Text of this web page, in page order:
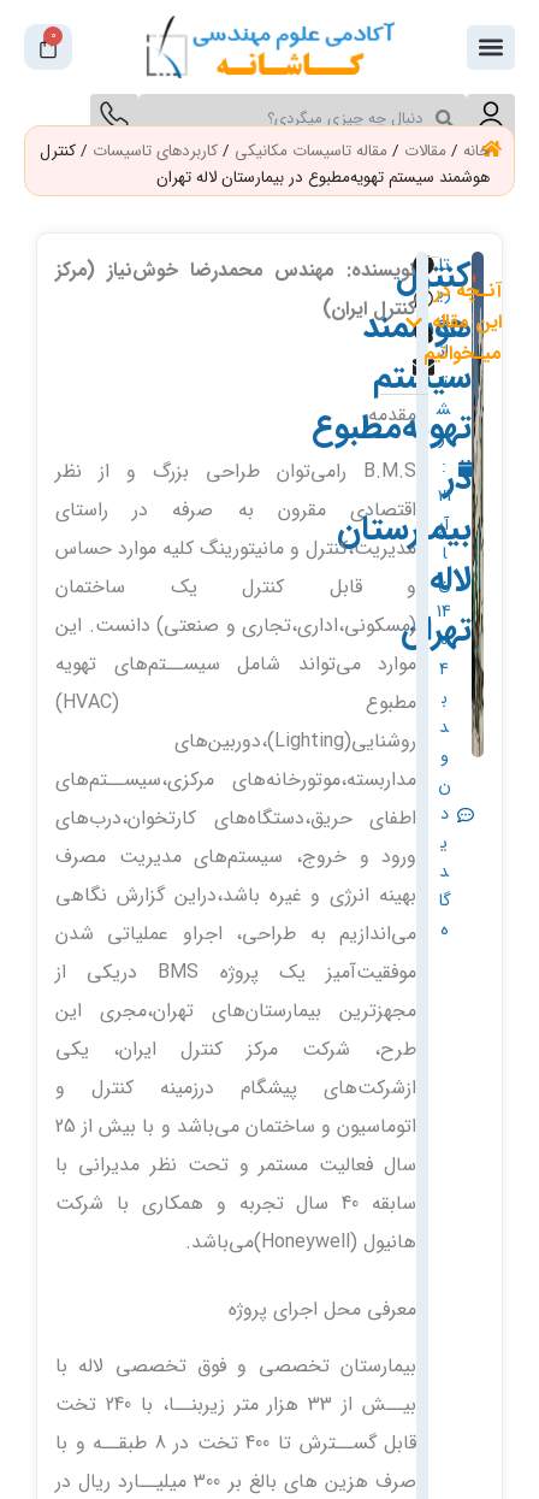
محتوا
0
سبد
خرید
جستجو
کنید
جستجو
کنید
خانه/ مقالات / مقاله تاسیسات مکانیکی /کاربردهای تاسیسات / کنترل
هوشمند سیستم تهویه‌مطبوع در بیمارستان لاله تهران
کنترل
هوشمند
سیستم
تهویه‌مطبوع
در
بیمارستان
لاله
تهران
تا
ری
خ
ان
ت
ش
ار
:
21
آب
ا
ن
14
0
4
ب
د
و
ن
د
ی
د
گا
ه
آنـچه در
این مقاله
میـخوانیم
نویسنده: مهندس محمد‌رضا خوش‌نیاز (مرکز
کنترل ایران)
مقدمه
B.M.S رامی‌توان طراحی بزرگ و از نظر
اقتصاد‌ی مقرون به صرفه د‌ر راستای
مد‌یریت،کنترل و مانیتورینگ کلیه موارد‌ حساس
و قابل کنترل یک ساختمان
(مسکونی،اد‌اری،تجاری و صنعتی) د‌انست. این
موارد‌ می‌تواند‌ شامل سیســتم‌های تهویه
مطبوع (HVAC)
روشنایی(Lighting)،د‌وربین‌های
مد‌اربسته،موتورخانه‌های مرکزی،سیســتم‌های
اطفای حریق،د‌ستگاه‌های کارتخوان،د‌رب‌های
ورود‌ و خروج، سیستم‌های مد‌یریت مصرف
بهینه انرژی و غیره باشد،‌د‌راین گزارش نگاهی
می‌اند‌ازیم به طراحی، اجراو عملیاتی شد‌ن
موفقیت‌آمیز یک پروژه BMS د‌ریکی از
مجهزترین بیمارستان‌های تهران،مجری این
طرح، شرکت مرکز کنترل ایران، یکی
ازشرکت‌های پیشگام د‌رزمینه کنترل و
اتوماسیون و ساختمان می‌باشد‌ و با بیش از 25
سال فعالیت مستمر و تحت نظر مد‌یرانی با
سابقه 40 سال تجربه و همکاری با شرکت
هانیول (Honeywell)می‌باشد.
معرفی محل اجرای پروژه
بیمارستان تخصصی و فوق تخصصی لاله با
بیــش از 33 هزار متر زیربنــا، با 240 تخت
قابل گســترش تا 400 تخت در 8 طبقــه و با
صرف هزین های بالغ بر 300 میلیــارد ریال در